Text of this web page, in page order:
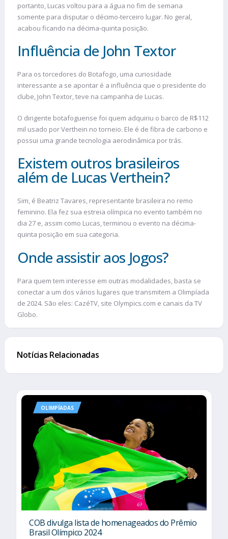
portanto, Lucas voltou para a água no fim de semana
somente para disputar o décimo-terceiro lugar. No geral,
acabou ficando na décima-quinta posição.
Influência de John Textor
Para os torcedores do Botafogo, uma curiosidade
interessante a se apontar é a influência que o presidente do
clube, John Textor, teve na campanha de Lucas.
O dirigente botafoguense foi quem adquiriu o barco de R$112
mil usado por Verthein no torneio. Ele é de fibra de carbono e
possui uma grande tecnologia aerodinâmica por trás.
Existem outros brasileiros
além de Lucas Verthein?
Sim, é Beatriz Tavares, representante brasileira no remo
feminino. Ela fez sua estreia olímpica no evento também no
dia 27 e, assim como Lucas, terminou o evento na décima-
quinta posição em sua categoria.
Onde assistir aos Jogos?
Para quem tem interesse em outras modalidades, basta se
conectar a um dos vários lugares que transmitem a Olimpíada
de 2024. São eles: CazéTV, site Olympics.com e canais da TV
Globo.
Notícias Relacionadas
OLIMPÍADAS
COB divulga lista de homenageados do Prêmio
Brasil Olímpico 2024